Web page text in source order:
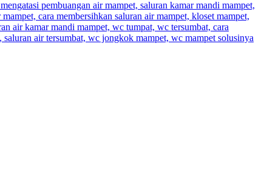
pembuangan air mampet, saluran kamar mandi mampet,
cara membersihkan saluran air mampet, kloset mampet,
air kamar mandi mampet, wc tumpat, wc tersumbat, cara
air tersumbat, wc jongkok mampet, wc mampet solusinya